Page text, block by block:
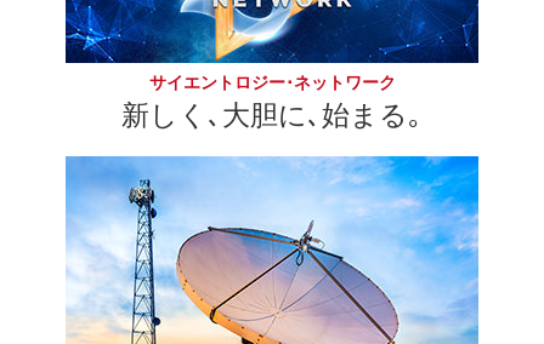
サイエントロジー･ネットワーク
新しく､大胆に､始まる｡